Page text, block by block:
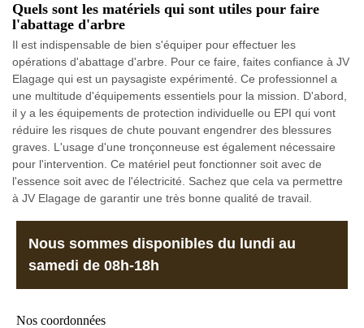
Quels sont les matériels qui sont utiles pour faire
l'abattage d'arbre
Il est indispensable de bien s'équiper pour effectuer les
opérations d'abattage d'arbre. Pour ce faire, faites confiance à JV
Elagage qui est un paysagiste expérimenté. Ce professionnel a
une multitude d'équipements essentiels pour la mission. D'abord,
il y a les équipements de protection individuelle ou EPI qui vont
réduire les risques de chute pouvant engendrer des blessures
graves. L'usage d'une tronçonneuse est également nécessaire
pour l'intervention. Ce matériel peut fonctionner soit avec de
l'essence soit avec de l'électricité. Sachez que cela va permettre
à JV Elagage de garantir une très bonne qualité de travail.
Nous sommes disponibles du lundi au
samedi de 08h-18h
Nos coordonnées